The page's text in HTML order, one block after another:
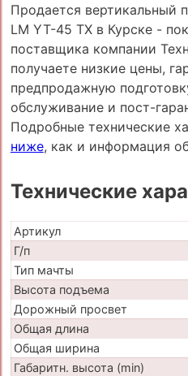
Продается вертикальный
LM YT-45 TX в Курске -
поставщика компании
получаете низкие цены,
предпродажную
обслуживание и пост-
Подробные технические
ниже, как и информация
Технические
Артикул
Г/п
Тип мачты
Высота подъема
Дорожный просвет
Общая длина
Общая ширина
Габаритн. высота (min)